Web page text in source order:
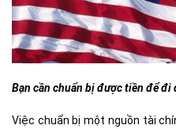
Bạn cần chuẩn bị được tiền để đi
Việc chuẩn bị một nguồn tài